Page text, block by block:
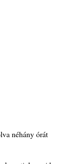
néhány órát